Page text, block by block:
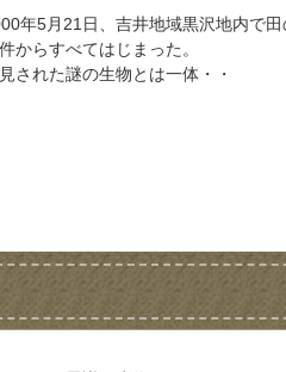
年5月21日、吉井地域黒沢地内で
からすべてはじまった。
された謎の生物とは一体・・